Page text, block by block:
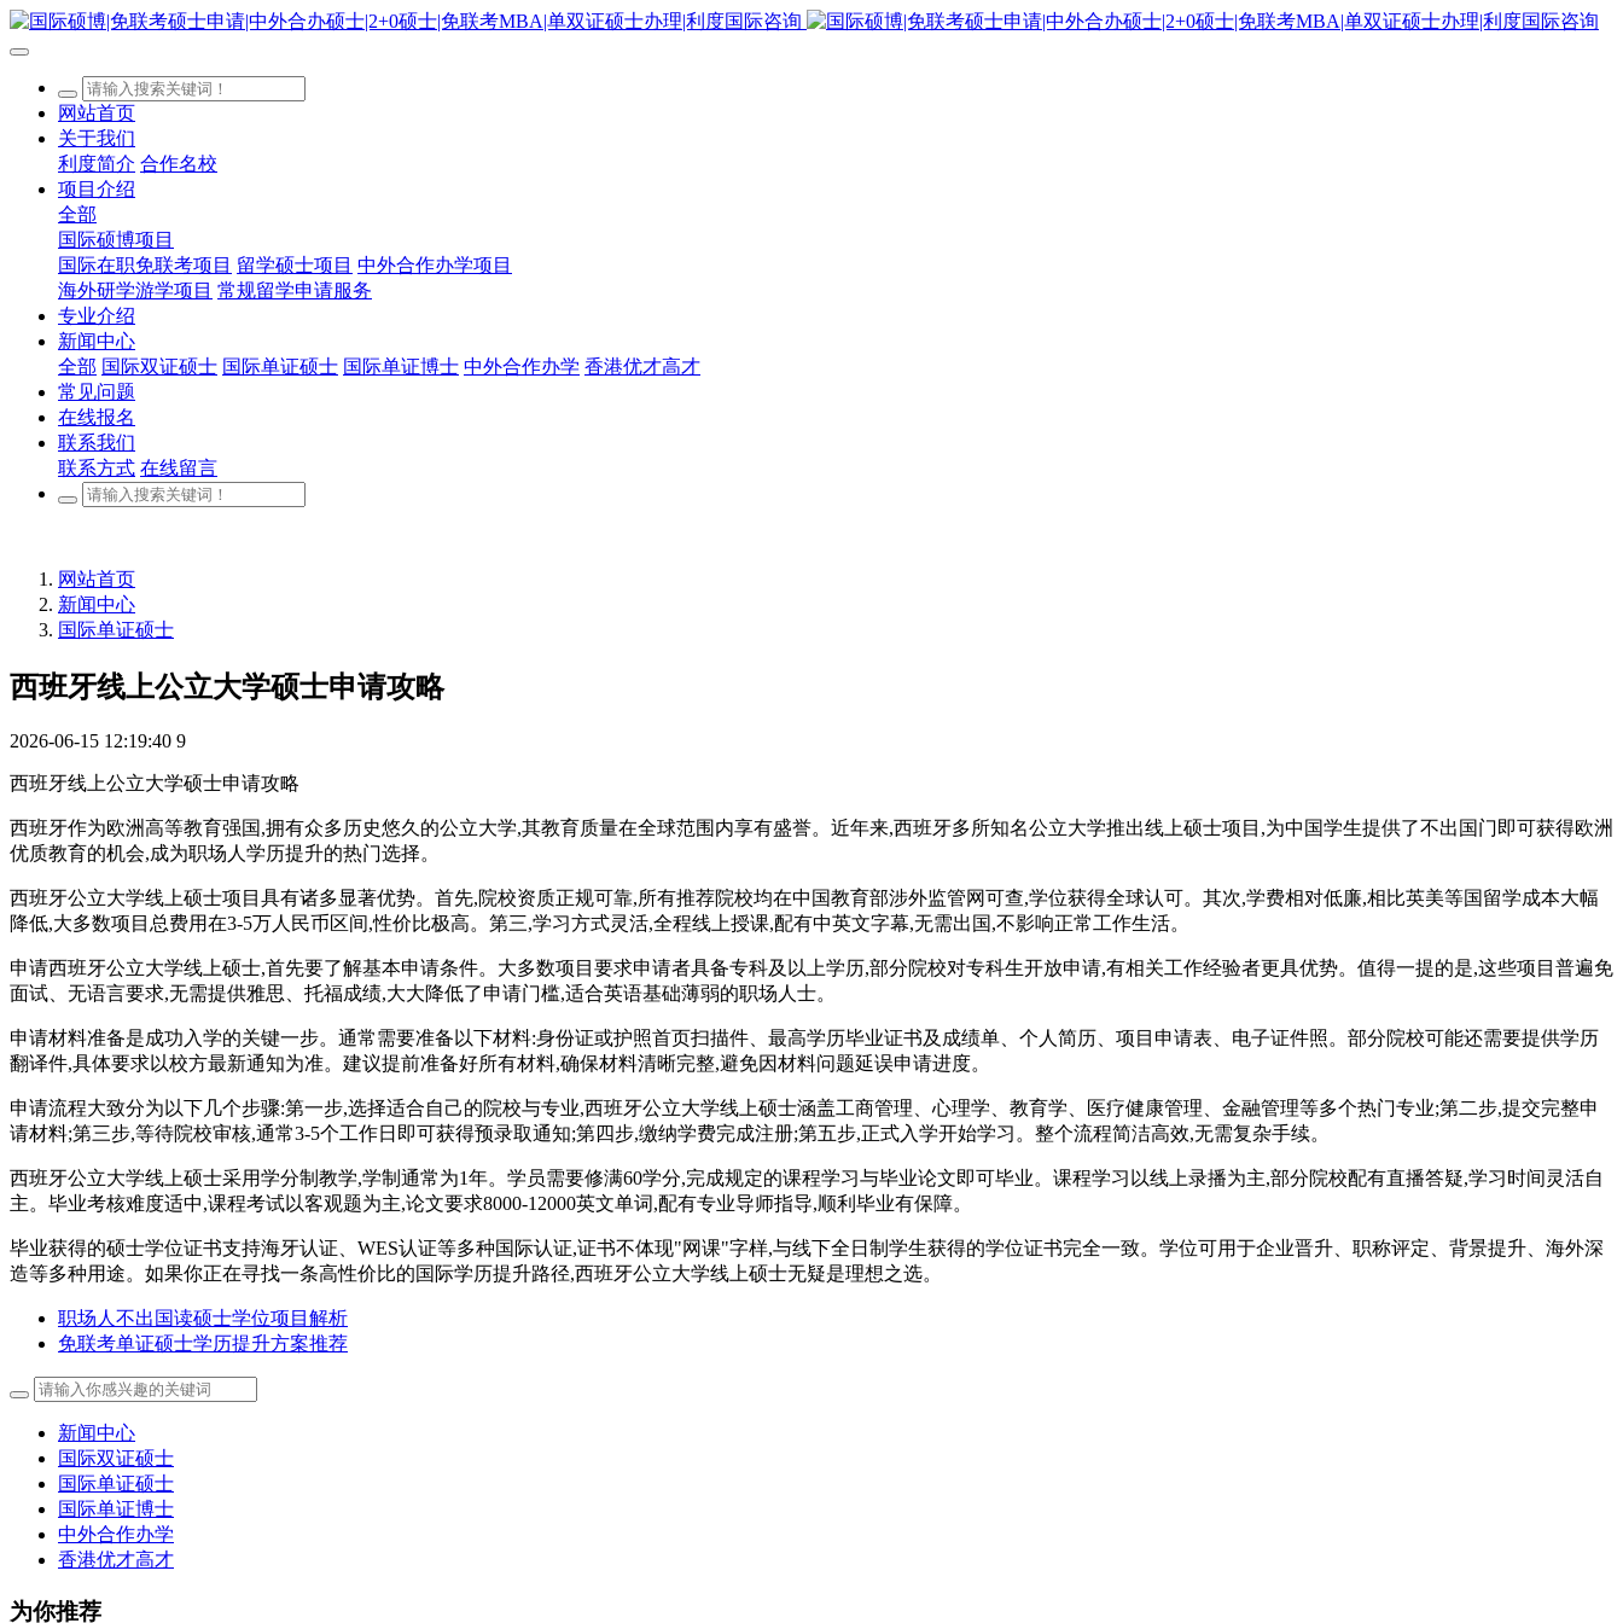
网站首页
关于我们
利度简介 合作名校
项目介绍
全部
国际硕博项目
国际在职免联考项目 留学硕士项目 中外合作办学项目
海外研学游学项目 常规留学申请服务
专业介绍
新闻中心
全部 国际双证硕士 国际单证硕士 国际单证博士 中外合作办学 香港优才高才
常见问题
在线报名
联系我们
联系方式 在线留言
网站首页
新闻中心
国际单证硕士
西班牙线上公立大学硕士申请攻略
2026-06-15 12:19:40 9
西班牙线上公立大学硕士申请攻略
西班牙作为欧洲高等教育强国,拥有众多历史悠久的公立大学,其教育质量在全球范围内享有盛誉。近年来,西班牙多所知名公立大学推出线上硕士项目,为中国学生提供了不出国门即可获得欧洲
优质教育的机会,成为职场人学历提升的热门选择。
西班牙公立大学线上硕士项目具有诸多显著优势。首先,院校资质正规可靠,所有推荐院校均在中国教育部涉外监管网可查,学位获得全球认可。其次,学费相对低廉,相比英美等国留学成本大幅
降低,大多数项目总费用在3-5万人民币区间,性价比极高。第三,学习方式灵活,全程线上授课,配有中英文字幕,无需出国,不影响正常工作生活。
申请西班牙公立大学线上硕士,首先要了解基本申请条件。大多数项目要求申请者具备专科及以上学历,部分院校对专科生开放申请,有相关工作经验者更具优势。值得一提的是,这些项目普遍免
面试、无语言要求,无需提供雅思、托福成绩,大大降低了申请门槛,适合英语基础薄弱的职场人士。
申请材料准备是成功入学的关键一步。通常需要准备以下材料:身份证或护照首页扫描件、最高学历毕业证书及成绩单、个人简历、项目申请表、电子证件照。部分院校可能还需要提供学历
翻译件,具体要求以校方最新通知为准。建议提前准备好所有材料,确保材料清晰完整,避免因材料问题延误申请进度。
申请流程大致分为以下几个步骤:第一步,选择适合自己的院校与专业,西班牙公立大学线上硕士涵盖工商管理、心理学、教育学、医疗健康管理、金融管理等多个热门专业;第二步,提交完整申
请材料;第三步,等待院校审核,通常3-5个工作日即可获得预录取通知;第四步,缴纳学费完成注册;第五步,正式入学开始学习。整个流程简洁高效,无需复杂手续。
西班牙公立大学线上硕士采用学分制教学,学制通常为1年。学员需要修满60学分,完成规定的课程学习与毕业论文即可毕业。课程学习以线上录播为主,部分院校配有直播答疑,学习时间灵活自
主。毕业考核难度适中,课程考试以客观题为主,论文要求8000-12000英文单词,配有专业导师指导,顺利毕业有保障。
毕业获得的硕士学位证书支持海牙认证、WES认证等多种国际认证,证书不体现"网课"字样,与线下全日制学生获得的学位证书完全一致。学位可用于企业晋升、职称评定、背景提升、海外深
造等多种用途。如果你正在寻找一条高性价比的国际学历提升路径,西班牙公立大学线上硕士无疑是理想之选。
职场人不出国读硕士学位项目解析
免联考单证硕士学历提升方案推荐
新闻中心
国际双证硕士
国际单证硕士
国际单证博士
中外合作办学
香港优才高才
为你推荐